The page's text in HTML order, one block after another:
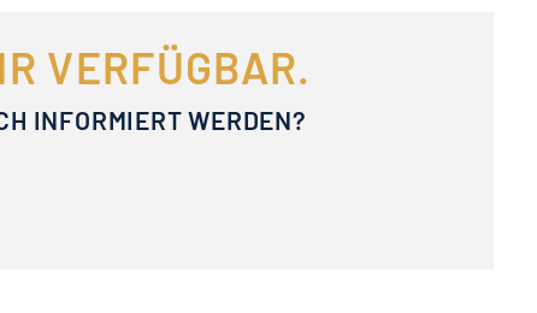
VERFÜGBAR.
INFORMIERT WERDEN?